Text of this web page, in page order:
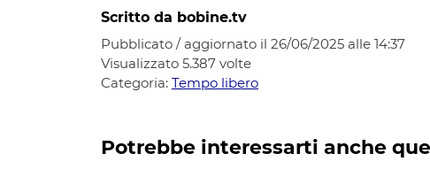
Scritto da bobine.tv
Pubblicato / aggiornato il 26/06/2025 alle 14:37
Visualizzato 5.387 volte
Categoria: Tempo libero
Potrebbe interessarti anche